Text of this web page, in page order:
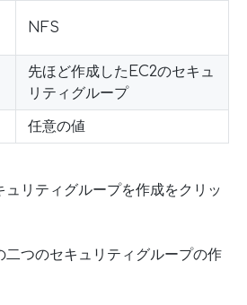
NFS
先ほど作成したEC2のセキュ
リティグループ
任意の値
リティグループを作成をクリッ
つのセキュリティグループの作